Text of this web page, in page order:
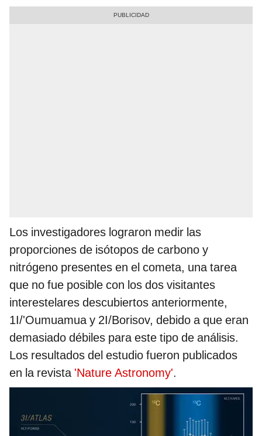
Los investigadores lograron medir las
proporciones de isótopos de carbono y
nitrógeno presentes en el cometa, una tarea
que no fue posible con los dos visitantes
interestelares descubiertos anteriormente,
1I/'Oumuamua y 2I/Borisov, debido a que eran
demasiado débiles para este tipo de análisis.
Los resultados del estudio fueron publicados
en la revista 'Nature Astronomy'.